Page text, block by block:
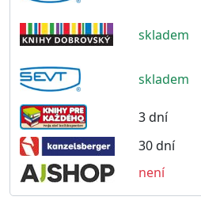
skladem
skladem
3 dní
30 dní
není